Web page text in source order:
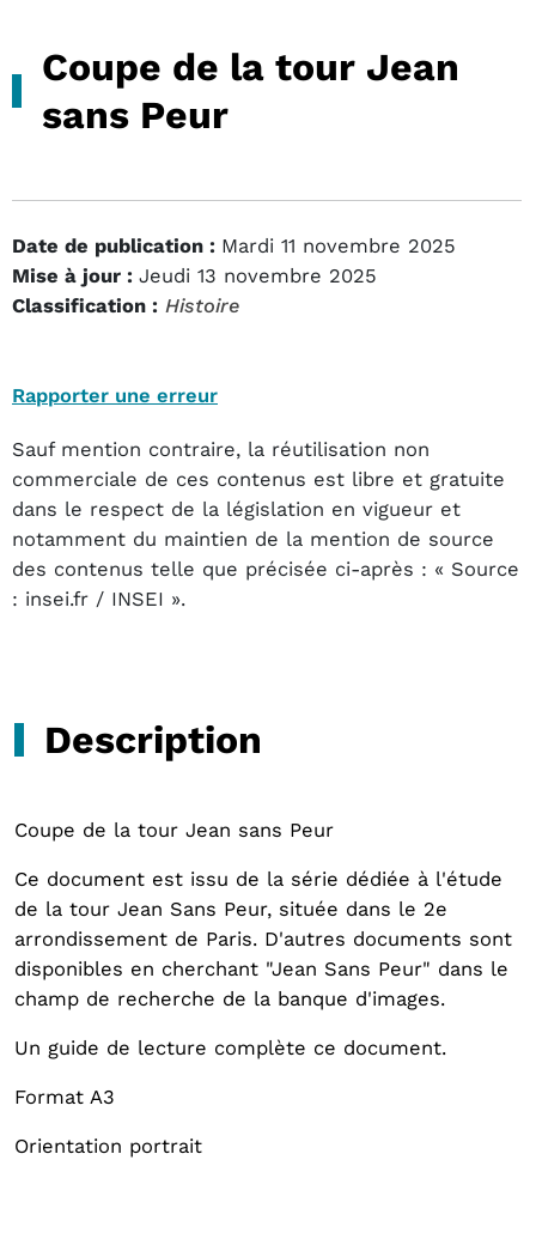
Coupe de la tour Jean
sans Peur
Date de publication : Mardi 11 novembre 2025
Mise à jour : Jeudi 13 novembre 2025
Classification : Histoire
Rapporter une erreur
Sauf mention contraire, la réutilisation non
commerciale de ces contenus est libre et gratuite
dans le respect de la législation en vigueur et
notamment du maintien de la mention de source
des contenus telle que précisée ci-après : « Source
: insei.fr / INSEI ».
Description
Coupe de la tour Jean sans Peur
Ce document est issu de la série dédiée à l'étude
de la tour Jean Sans Peur, située dans le 2e
arrondissement de Paris. D'autres documents sont
disponibles en cherchant "Jean Sans Peur" dans le
champ de recherche de la banque d'images.
Un guide de lecture complète ce document.
Format A3
Orientation portrait